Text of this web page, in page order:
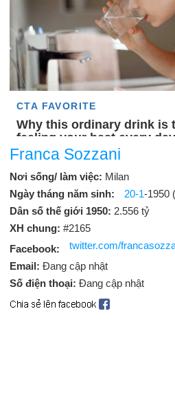
Franca Sozzani
Nơi sống/ làm việc: Milan
Ngày tháng năm sinh:
20-1-1950
Dân số thế giới 1950: 2.556 tỷ
XH chung: #2165
Facebook:
twitter.com/
Email: Đang cập nhật
Số điện thoại: Đang cập nhật